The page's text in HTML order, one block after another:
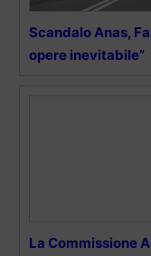
Scandalo Anas,
opere inevitabile”
La Commissione